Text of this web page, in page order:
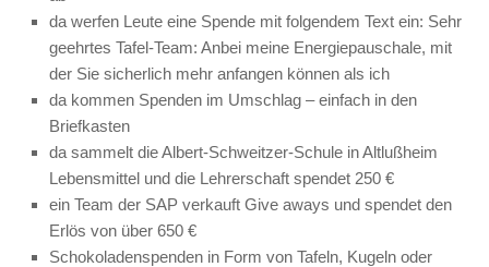
da werfen Leute eine Spende mit folgendem Text ein: Sehr
geehrtes Tafel-Team: Anbei meine Energiepauschale, mit
der Sie sicherlich mehr anfangen können als ich
da kommen Spenden im Umschlag – einfach in den
Briefkasten
da sammelt die Albert-Schweitzer-Schule in Altlußheim
Lebensmittel und die Lehrerschaft spendet 250 €
ein Team der SAP verkauft Give aways und spendet den
Erlös von über 650 €
Schokoladenspenden in Form von Tafeln, Kugeln oder